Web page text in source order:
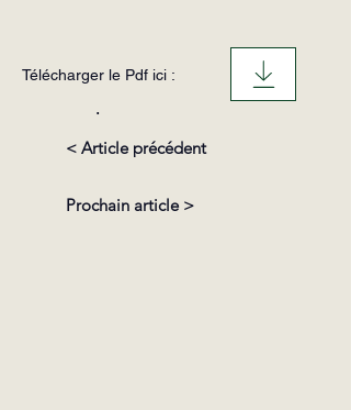
Télécharger le Pdf ici :
.
< Article précédent
Prochain article >